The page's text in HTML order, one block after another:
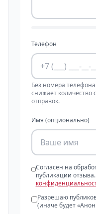
Телефон
Без номера
снижает количество
отправок.
Имя (опционально)
Согласен на
публикации отзыва.
Разрешаю
(иначе будет